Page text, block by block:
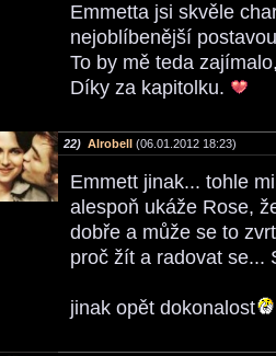
Emmetta jsi skvěle
nejoblíbenější
To by mě teda
Díky za kapitolku.
22) Alrobell (06.01.2012 18:23)
Emmett jinak... tohle
alespoň ukáže Rose,
dobře a může se to
proč žít a radovat se...
jinak opět dokonalost